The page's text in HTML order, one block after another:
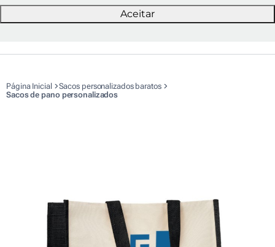
Aceitar
Página Inicial
Sacos personalizados baratos
Sacos de pano personalizados